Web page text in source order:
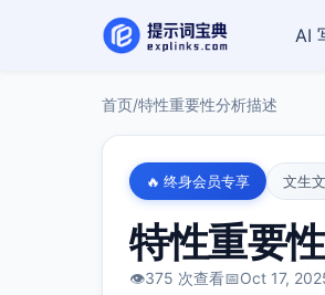
AI
首页/特性重要性分析描述
🔥 终身会员专享 文生文
特性重要
👁️375 次查看📅Oct 17,